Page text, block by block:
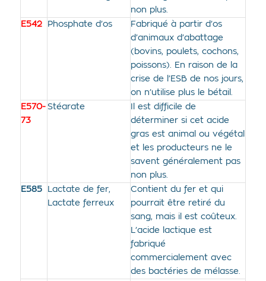
non plus.
E542
Phosphate d’os
Fabriqué à partir d’os
d’animaux d’abattage
(bovins, poulets, cochons,
poissons). En raison de la
crise de l’ESB de nos jours,
on n’utilise plus le bétail.
E570-
73
Stéarate
Il est difficile de
déterminer si cet acide
gras est animal ou végétal
et les producteurs ne le
savent généralement pas
non plus.
E585
Lactate de fer,
Lactate ferreux
Contient du fer et qui
pourrait être retiré du
sang, mais il est coûteux.
L’acide lactique est
fabriqué
commercialement avec
des bactéries de mélasse.